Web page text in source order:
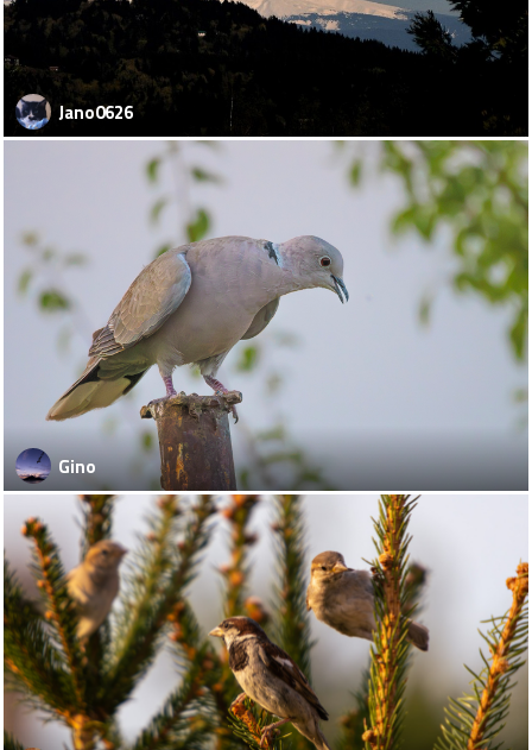
Jano0626
Gino